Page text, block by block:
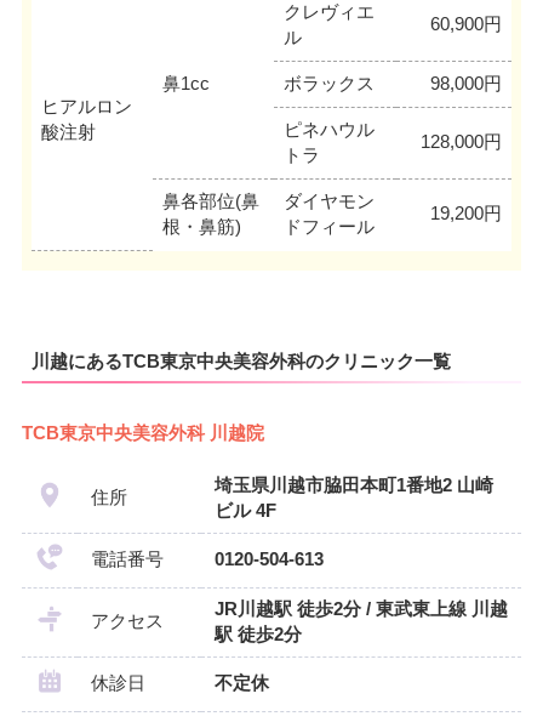
ヒアルロン
酸注射
鼻1cc
クレヴィエ
ル
60,900円
ボラックス 98,000円
ピネハウル
トラ
128,000円
鼻各部位(鼻
根・鼻筋)
ダイヤモン
ドフィール
19,200円
川越にあるTCB東京中央美容外科のクリニック一覧
TCB東京中央美容外科 川越院
住所
埼玉県川越市脇田本町1番地2 山崎
ビル 4F
電話番号 0120-504-613
アクセス
JR川越駅 徒歩2分 / 東武東上線 川越
駅 徒歩2分
休診日 不定休